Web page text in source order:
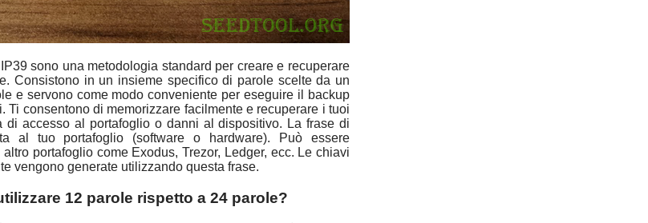
sono una metodologia standard per creare e recuperare
Consistono in un insieme specifico di parole scelte da un
e servono come modo conveniente per eseguire il backup
Ti consentono di memorizzare facilmente e recuperare i tuoi
di accesso al portafoglio o danni al dispositivo. La frase di
al tuo portafoglio (software o hardware). Può essere
portafoglio come Exodus, Trezor, Ledger, ecc. Le chiavi
vengono generate utilizzando questa frase.
12 parole rispetto a 24 parole?